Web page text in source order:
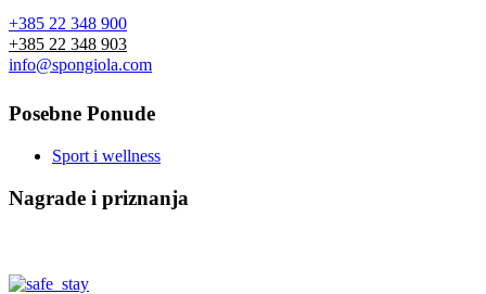
+385 22 348 900
+385 22 348 903
info@spongiola.com
Posebne Ponude
Sport i wellness
Nagrade i priznanja